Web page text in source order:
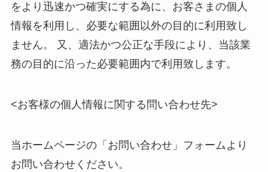
をより迅速かつ確実にする為に、お客さまの個人
情報を利用し、必要な範囲以外の目的に利用致し
ません。 又、適法かつ公正な手段により、当該業
務の目的に沿った必要範囲内で利用致します。
<お客様の個人情報に関する問い合わせ先>
当ホームページの「お問い合わせ」フォームより
お問い合わせください。